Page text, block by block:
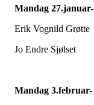
Mandag 27.januar-
Erik Vognild Grøtte
Jo Endre Sjølset
Mandag 3.februar-